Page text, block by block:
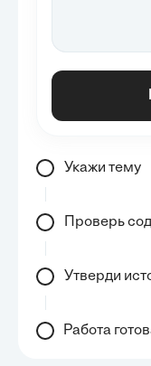
Укажи тему
Проверь
Утверди
Работа